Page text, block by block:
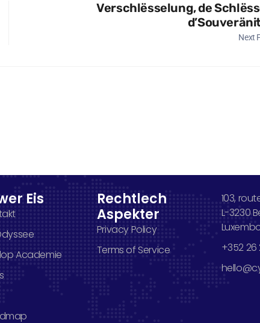
Verschlësselung, de
Next
Eis
Academie
Rechtlech
Aspekter
Privacy Policy
Terms of Service
103,
L-3230
+352 26